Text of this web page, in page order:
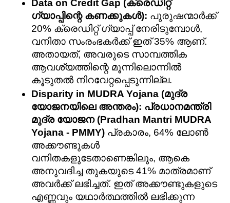
Data on Credit Gap (ക്രെഡിറ്റ്
ഗ്യാപ്പിന്റെ കണക്കുകൾ): പുരുഷന്മാർക്ക്
20% ക്രെഡിറ്റ് ഗ്യാപ്പ് നേരിടുമ്പോൾ,
വനിതാ സംരംഭകർക്ക് ഇത് 35% ആണ്.
അതായത്, അവരുടെ സാമ്പത്തിക
ആവശ്യത്തിന്റെ മൂന്നിലൊന്നിൽ
കൂടുതൽ നിറവേറ്റപ്പെടുന്നില്ല.
Disparity in MUDRA Yojana (മുദ്ര
യോജനയിലെ അന്തരം): പ്രധാനമന്ത്രി
മുദ്ര യോജന (Pradhan Mantri MUDRA
Yojana - PMMY) പ്രകാരം, 64% ലോൺ
അക്കൗണ്ടുകൾ
വനിതകളുടേതാണെങ്കിലും, ആകെ
അനുവദിച്ച തുകയുടെ 41% മാത്രമാണ്
അവർക്ക് ലഭിച്ചത്. ഇത് അക്കൗണ്ടുകളുടെ
എണ്ണവും യഥാർത്ഥത്തിൽ ലഭിക്കുന്ന